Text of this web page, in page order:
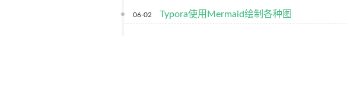
06-02 Typora使用Mermaid绘制各种图